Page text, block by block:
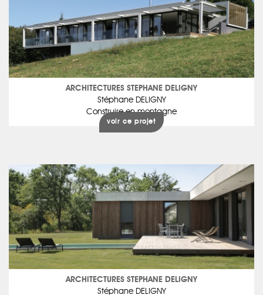
ARCHITECTURES STEPHANE DELIGNY
Stéphane DELIGNY
Construire en montagne
voir ce projet
ARCHITECTURES STEPHANE DELIGNY
Stéphane DELIGNY